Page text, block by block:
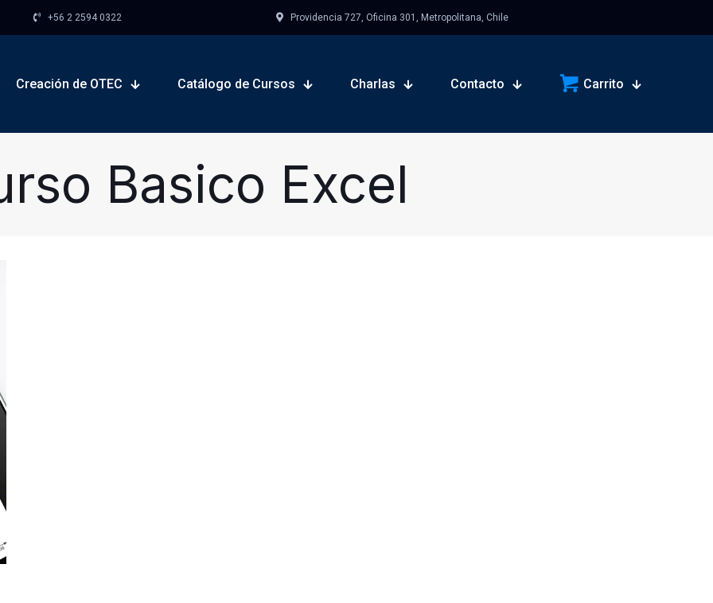
+56 2 2594 0322 Providencia 727, Oficina 301, Metropolitana, Chile
Creación de OTEC Catálogo de Cursos Charlas Contacto Carrito
Basico Excel